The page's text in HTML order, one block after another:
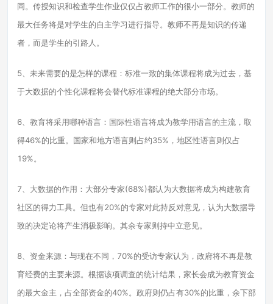
同。传授知识和检查学生作业仅仅占教师工作的很小一部分。教师的
最大任务将是对学生的自主学习进行指导。教师不再是知识的传递
者，而是学生的引路人。
5、未来需要的是怎样的课程：标准一致的集体课程将成为过去，基
于大数据的个性化课程将会替代标准课程的绝大部分市场。
6、教育将采用哪种语言：国际性语言将成为教学用语言的主流，取
得46%的比重。国家和地方语言则占约35%，地区性语言则仅占
19%。
7、大数据的作用：大部分专家(68%)都认为大数据将成为构建教育
社区的得力工具。但也有20%的专家对此持反对意见，认为大数据导
致的决定论将产生消极影响。其余专家则持中立意见。
8、资金来源：与现在不同，70%的受访专家认为，政府将不再是教
育经费的主要来源。根据该项调查的统计结果，家长会成为教育资金
的最大金主，占全部资金的40%。政府则仍占有30%的比重，余下部